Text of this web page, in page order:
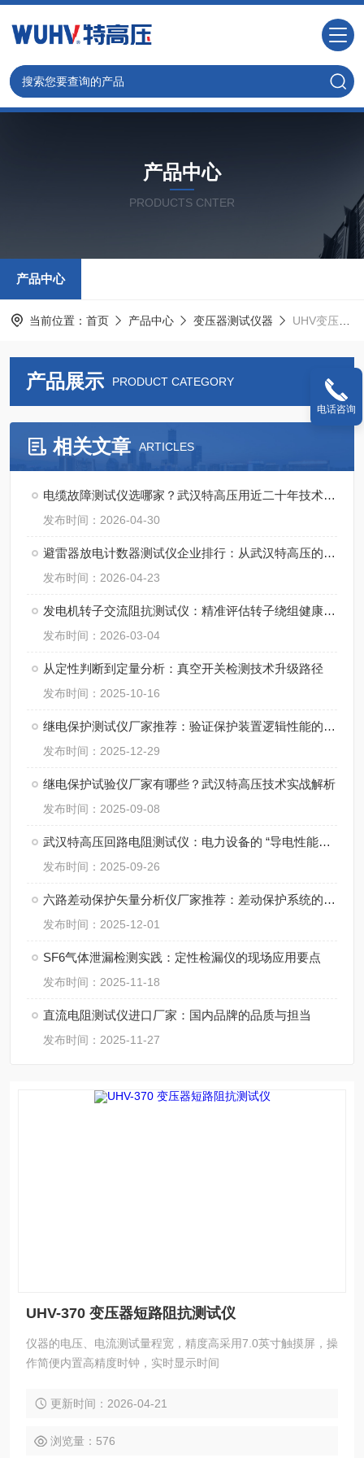
产品中心
PRODUCTS CNTER
产品中心
当前位置： 首页 产品中心 变压器测试仪器 UHV变压器短路阻抗测试仪
产品展示 PRODUCT CATEGORY
相关文章 ARTICLES
电缆故障测试仪选哪家？武汉特高压用近二十年技术积淀给出答案
发布时间：2026-04-30
避雷器放电计数器测试仪企业排行：从武汉特高压的产品优势看行业趋势
发布时间：2026-04-23
发电机转子交流阻抗测试仪：精准评估转子绕组健康状态的关键设备
发布时间：2026-03-04
从定性判断到定量分析：真空开关检测技术升级路径
发布时间：2025-10-16
继电保护测试仪厂家推荐：验证保护装置逻辑性能的综合性测试系统
发布时间：2025-12-29
继电保护试验仪厂家有哪些？武汉特高压技术实战解析
发布时间：2025-09-08
武汉特高压回路电阻测试仪：电力设备的 “导电性能检测标尺”
发布时间：2025-09-26
六路差动保护矢量分析仪厂家推荐：差动保护系统的精密测试需求
发布时间：2025-12-01
SF6气体泄漏检测实践：定性检漏仪的现场应用要点
发布时间：2025-11-18
直流电阻测试仪进口厂家：国内品牌的品质与担当
发布时间：2025-11-27
UHV-370 变压器短路阻抗测试仪
仪器的电压、电流测试量程宽，精度高采用7.0英寸触摸屏，操
作简便内置高精度时钟，实时显示时间
更新时间：2026-04-21
浏览量：576
电话咨询